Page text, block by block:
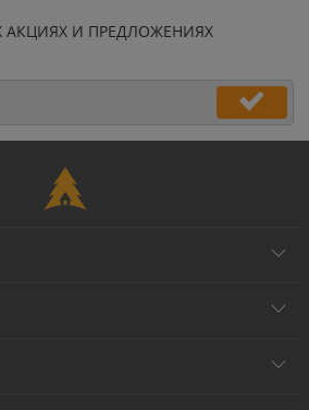
И ПРЕДЛОЖЕНИЯХ